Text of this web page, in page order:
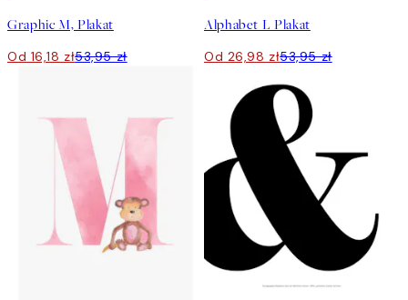
Graphic M, Plakat
Od 16,18 zł53,95 zł
Alphabet L Plakat
Od 26,98 zł53,95 zł